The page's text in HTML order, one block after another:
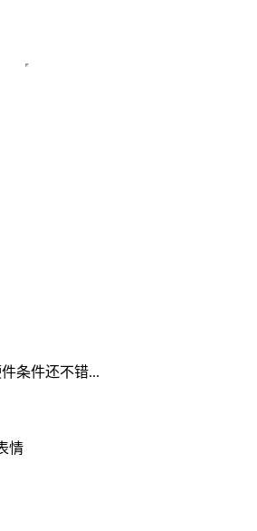
条件还不错...